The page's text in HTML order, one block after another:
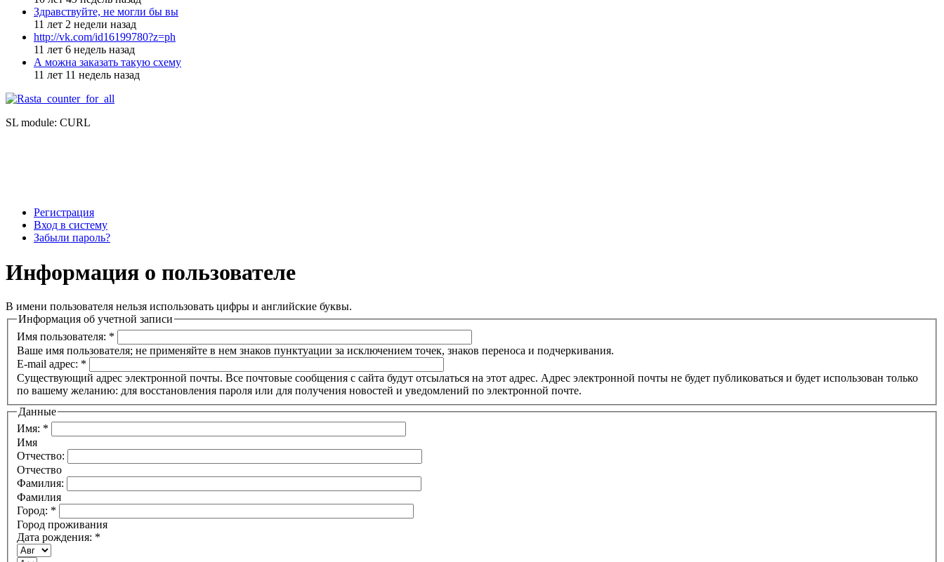
Здравствуйте, не могли бы вы
11 лет 2 недели назад
http://vk.com/id16199780?z=ph
11 лет 6 недель назад
А можна заказать такую схему
11 лет 11 недель назад
SL module: CURL
Регистрация
Вход в систему
Забыли пароль?
Информация о пользователе
В имени пользователя нельзя использовать цифры и английские буквы.
Информация об учетной записи
Имя пользователя: *
Ваше имя пользователя; не применяйте в нем знаков пунктуации за исключением точек, знаков переноса и подчеркивания.
E-mail адрес: *
Существующий адрес электронной почты. Все почтовые сообщения с сайта будут отсылаться на этот адрес. Адрес электронной почты не будет публиковаться и будет использован только
по вашему желанию: для восстановления пароля или для получения новостей и уведомлений по электронной почте.
Данные
Имя: *
Имя
Отчество:
Отчество
Фамилия:
Фамилия
Город: *
Город проживания
Дата рождения: *